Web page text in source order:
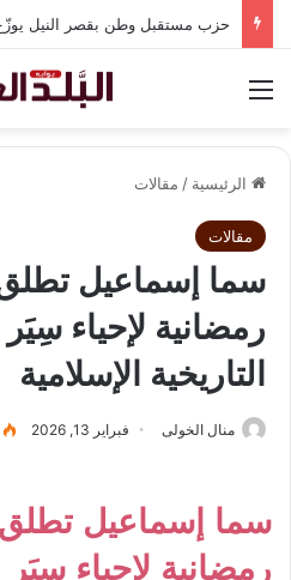
الرئيسية / مقالات
مقالات
سما إسماعيل
رمضانية لإحياء
التاريخية الإسلامية
منال الخولى فبراير 13, 2026
سما إسماعيل
رمضانية لإحياء